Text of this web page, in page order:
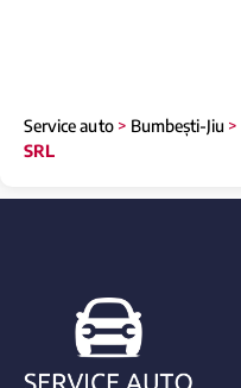
Service auto> Bumbești-Jiu >
SRL